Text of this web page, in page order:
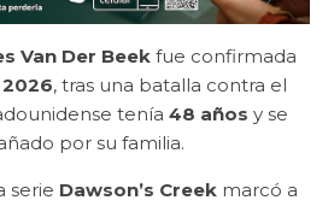
Van Der Beek fue confirmada
, tras una batalla contra el
tenía 48 años y se
por su familia.
serie Dawson’s Creek marcó a